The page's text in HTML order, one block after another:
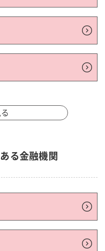
る金融機関